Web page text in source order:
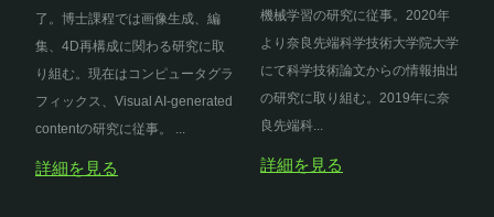
了。博士課程では画像生成、編
集、4D再構成に関わる研究に取
り組む。現在はコンピュータグラ
フィックス、Visual AI-generated
contentの研究に従事。 ...
詳細を見る
機械学習の研究に従事。2020年
より奈良先端科学技術大学院大学
にて科学技術論文からの情報抽出
の研究に取り組む。2019年に奈
良先端科...
詳細を見る